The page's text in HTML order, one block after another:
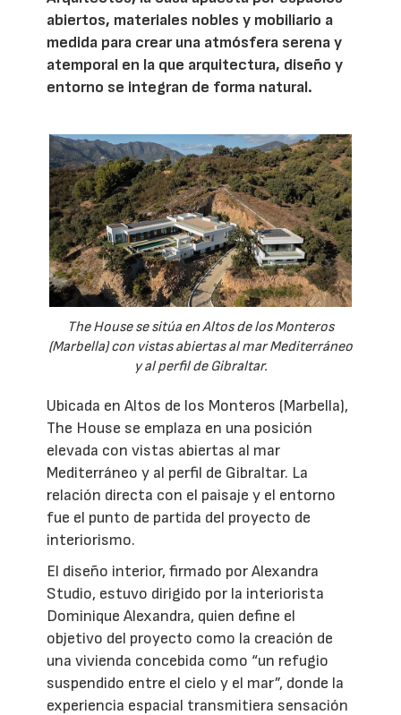
abiertos, materiales nobles y mobiliario a
medida para crear una atmósfera serena y
atemporal en la que arquitectura, diseño y
entorno se integran de forma natural.
The House se sitúa en Altos de los Monteros
(Marbella) con vistas abiertas al mar Mediterráneo
y al perfil de Gibraltar.
Ubicada en Altos de los Monteros (Marbella),
The House se emplaza en una posición
elevada con vistas abiertas al mar
Mediterráneo y al perfil de Gibraltar. La
relación directa con el paisaje y el entorno
fue el punto de partida del proyecto de
interiorismo.
El diseño interior, firmado por Alexandra
Studio, estuvo dirigido por la interiorista
Dominique Alexandra, quien define el
objetivo del proyecto como la creación de
una vivienda concebida como “un refugio
suspendido entre el cielo y el mar”, donde la
experiencia espacial transmitiera sensación